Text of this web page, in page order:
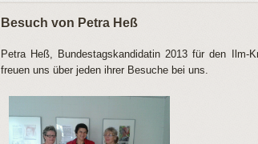
Besuch von Petra Heß
Petra Heß, Bundestagskandidatin 2013 für den Ilm-
freuen uns über jeden ihrer Besuche bei uns.